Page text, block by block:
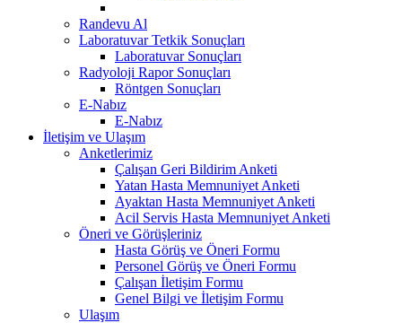
Randevu Al
Laboratuvar Tetkik Sonuçları
Laboratuvar Sonuçları
Radyoloji Rapor Sonuçları
Röntgen Sonuçları
E-Nabız
E-Nabız
İletişim ve Ulaşım
Anketlerimiz
Çalışan Geri Bildirim Anketi
Yatan Hasta Memnuniyet Anketi
Ayaktan Hasta Memnuniyet Anketi
Acil Servis Hasta Memnuniyet Anketi
Öneri ve Görüşleriniz
Hasta Görüş ve Öneri Formu
Personel Görüş ve Öneri Formu
Çalışan İletişim Formu
Genel Bilgi ve İletişim Formu
Ulaşım